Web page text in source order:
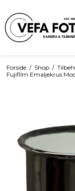
Forside / Shop /
Fujifilm Emaljekrus